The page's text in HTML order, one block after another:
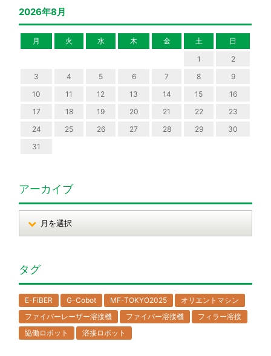
2026年8月
月 火 水 木 金 土
日
1
2
3
4 5 6 7 8
9
10
11 12 13 14 15
16
17
18 19 20 21 22
23
24
25 26 27 28 29
30
31
アーカイブ
タグ
E-FiBER G-Cobot MF-TOKYO2025
オリエントマシン
ファイバーレーザー溶接機
ファイバー溶接機
フィラー溶接
協働ロボット
溶接ロボット